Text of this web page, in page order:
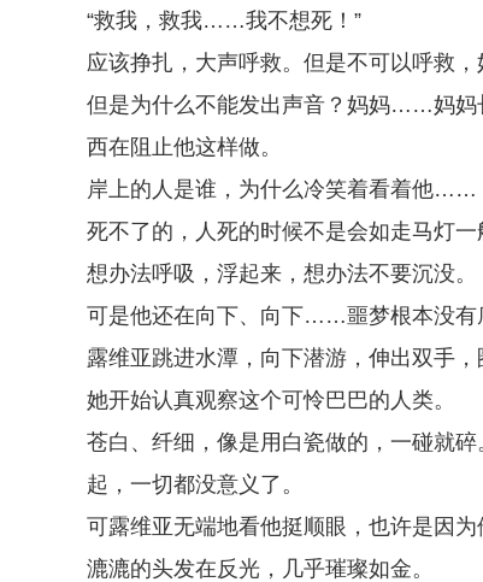
“救我，救我……我不想死！”
应该挣扎，大声呼救。但是不可以呼救，
但是为什么不能发出声音？妈妈……妈妈
西在阻止他这样做。
岸上的人是谁，为什么冷笑着看着他……
死不了的，人死的时候不是会如走马灯
想办法呼吸，浮起来，想办法不要沉没。
可是他还在向下、向下……噩梦根本没有
露维亚跳进水潭，向下潜游，伸出双手，
她开始认真观察这个可怜巴巴的人类。
苍白、纤细，像是用白瓷做的，一碰就
起，一切都没意义了。
可露维亚无端地看他挺顺眼，也许是因
漉漉的头发在反光，几乎璀璨如金。